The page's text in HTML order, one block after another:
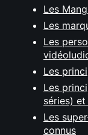
Les
Les
Les
Les
Les
séries) et
Les
connus